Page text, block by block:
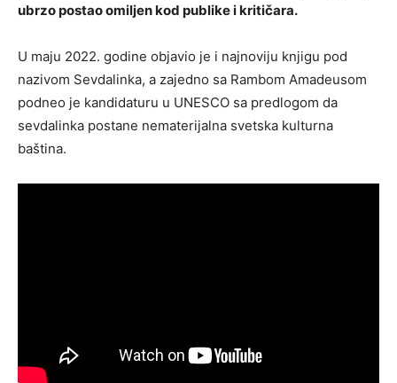
ubrzo postao omiljen kod publike i kritičara.
U maju 2022. godine objavio je i najnoviju knjigu pod
nazivom Sevdalinka, a zajedno sa Rambom Amadeusom
podneo je kandidaturu u UNESCO sa predlogom da
sevdalinka postane nematerijalna svetska kulturna
baština.